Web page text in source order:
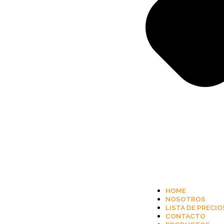
HOME
NOSOTROS
LISTA DE
CONTACTO